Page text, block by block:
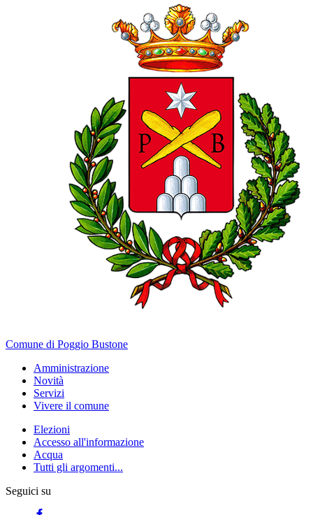
Comune di Poggio Bustone
Amministrazione
Novità
Servizi
Vivere il comune
Elezioni
Accesso all'informazione
Acqua
Tutti gli argomenti...
Seguici su